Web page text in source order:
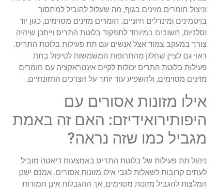
וניצול חומרים מזינים בגוף, מה שעלול להוביל למחסור
בויטמינים ומינרלים חיוניים. חומרים מזינים מסוימים, כגון יוד
וסלניום, חשובים במיוחד לתפקוד בלוטת התריס וייתכן שיהיה
צורך במעקב צמוד אצל אנשים עם תת פעילות בלוטת התריס.
ראוי גם לציין שחלק מהתרופות המשמשות לטיפול בתת
פעילות בלוטת התריס יכולות לקיים אינטראקציה עם חומרים
מזינים מסוימים, ולהשפיע עוד יותר על הצרכים התזונתיים.
אילו מזונות אסורים עם
היפותירואידיזם: האם זה באמת
מגביל כמו שזה נראה?
ניהול תת פעילות של בלוטת התריס באמצעות דיאטה מוביל
לעתים קרובות לשאלות לגבי אילו מזונות אסורים. אמנם ישנן
המלצות להגביל מזונות מסוימים, אך ההגבלות אינן חמורות